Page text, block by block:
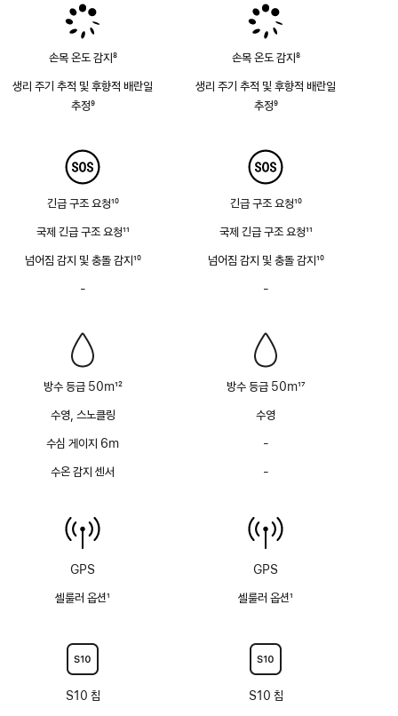
손목 온도 감지
각주
8
생리 주기 추적 및 후향적 배란일
추정9
긴급 구조 요청
각주
10
국제 긴급 구조 요청
각주
11
넘어짐 감지 및 충돌 감지10
-
방수 등급 50m12
수영, 스노클링
수심 게이지 6m
수온 감지 센서
GPS
셀룰러 옵션1
S10 칩
손목 온도 감지
각주
8
생리 주기 추적 및 후향적 배란일
추정9
긴급 구조 요청
각주
10
국제 긴급 구조 요청
각주
11
넘어짐 감지 및 충돌 감지10
-
방수 등급 50m17
수영
-
없음
-
없음
GPS
셀룰러 옵션1
S10 칩